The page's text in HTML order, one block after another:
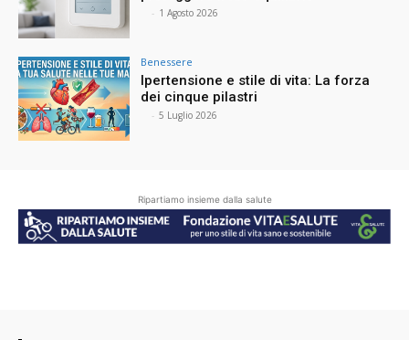
- 1 Agosto 2026
Benessere
Ipertensione e stile di vita: La forza
dei cinque pilastri
- 5 Luglio 2026
Ripartiamo insieme dalla salute